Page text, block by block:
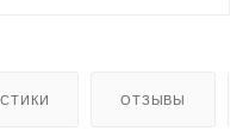
ОТЗЫВЫ